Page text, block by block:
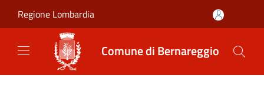
Regione Lombardia
Comune di Bernareggio